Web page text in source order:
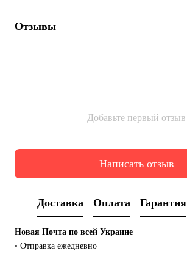
Отзывы
Добавьте первый отзыв
Написать отзыв
Доставка Оплата Гарантия
Новая Почта по всей Украине
• Отправка ежедневно